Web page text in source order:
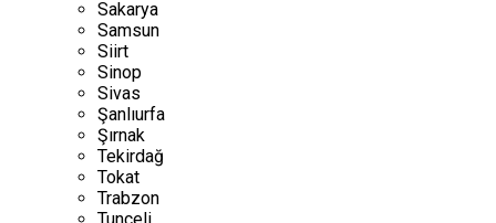
Sakarya
Samsun
Siirt
Sinop
Sivas
Şanlıurfa
Şırnak
Tekirdağ
Tokat
Trabzon